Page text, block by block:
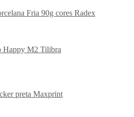
Fria 90g cores Radex
Happy M2 Tilibra
preta Maxprint